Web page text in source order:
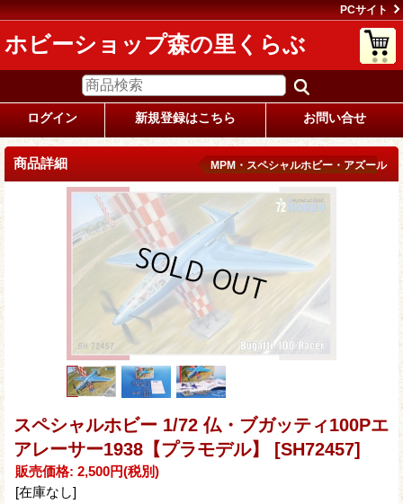
PCサイト
ホビーショップ森の里くらぶ
ログイン 新規登録はこちら お問い合せ
商品詳細 MPM・スペシャルホビー・アズール
スペシャルホビー 1/72 仏・ブガッティ100Pエ
アレーサー1938【プラモデル】 [SH72457]
販売価格: 2,500円(税別)
[在庫なし]